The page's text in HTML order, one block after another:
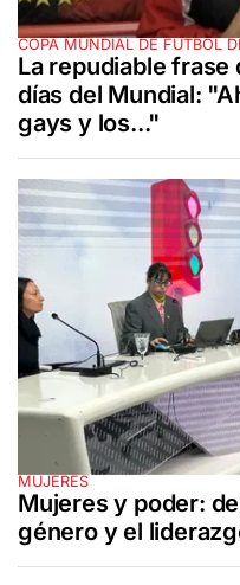
COPA MUNDIAL DE FÚTBOL
La repudiable
días del Mundial:
gays y los..."
MUJERES
Mujeres y poder:
género y el